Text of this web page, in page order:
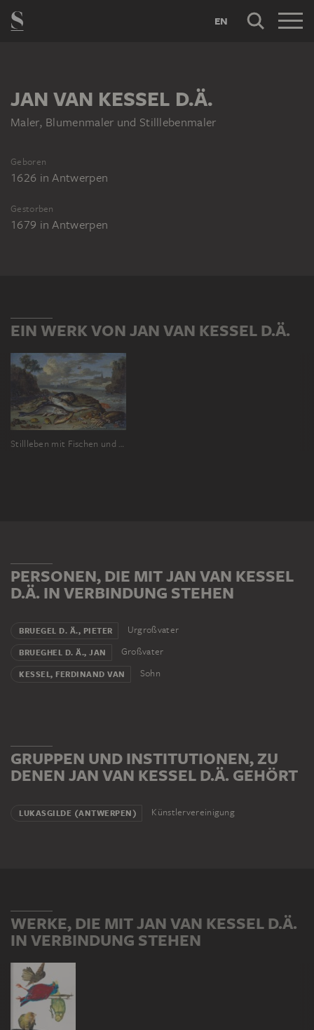
EN
JAN VAN KESSEL D.Ä.
Maler, Blumenmaler und Stilllebenmaler
Geboren
1626 inAntwerpen
Gestorben
1679 inAntwerpen
EIN WERK VON JAN VAN KESSEL D.Ä.
Stillleben mit Fischen und Meeresgetier in einer Küstenlandschaft
PERSONEN, DIE MIT JAN VAN KESSEL
D.Ä. IN VERBINDUNG STEHEN
BRUEGEL D. Ä., PIETER Urgroßvater
BRUEGHEL D. Ä., JAN Großvater
KESSEL, FERDINAND VAN Sohn
GRUPPEN UND INSTITUTIONEN, ZU
DENEN JAN VAN KESSEL D.Ä. GEHÖRT
LUKASGILDE (ANTWERPEN) Künstlervereinigung
WERKE, DIE MIT JAN VAN KESSEL D.Ä.
IN VERBINDUNG STEHEN